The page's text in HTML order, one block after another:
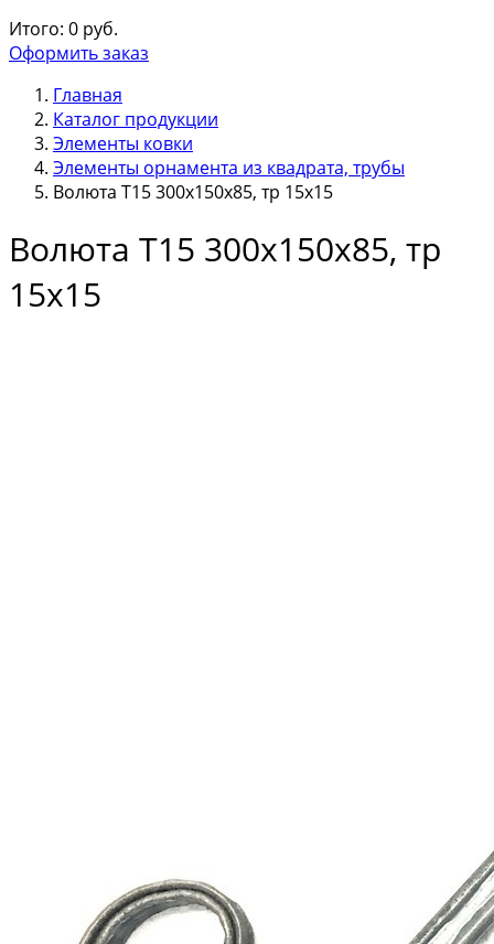
Итого: 0 руб.
Оформить заказ
Главная
Каталог продукции
Элементы ковки
Элементы орнамента из квадрата, трубы
Волюта Т15 300х150х85, тр 15х15
Волюта Т15 300х150х85, тр
15х15